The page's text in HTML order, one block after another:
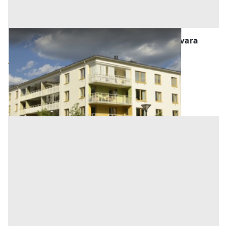
Abitazione di Tipo Economico all'asta a Novara
Suno (Novara)
Offerta minima
44.775 € 59.700 €
Codice asta:AI1445751
Asta chiusa